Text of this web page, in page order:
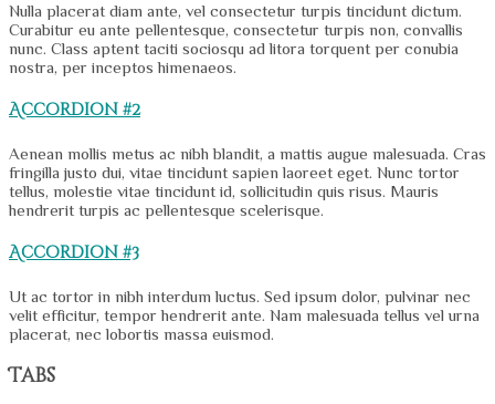
Nulla placerat diam ante, vel consectetur turpis tincidunt dictum.
Curabitur eu ante pellentesque, consectetur turpis non, convallis
nunc. Class aptent taciti sociosqu ad litora torquent per conubia
nostra, per inceptos himenaeos.
Accordion #2
Aenean mollis metus ac nibh blandit, a mattis augue malesuada. Cras
fringilla justo dui, vitae tincidunt sapien laoreet eget. Nunc tortor
tellus, molestie vitae tincidunt id, sollicitudin quis risus. Mauris
hendrerit turpis ac pellentesque scelerisque.
Accordion #3
Ut ac tortor in nibh interdum luctus. Sed ipsum dolor, pulvinar nec
velit efficitur, tempor hendrerit ante. Nam malesuada tellus vel urna
placerat, nec lobortis massa euismod.
Tabs